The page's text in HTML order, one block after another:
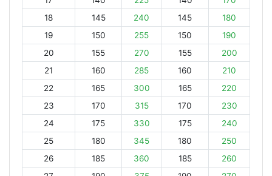
18
145 240 145
180
19
150 255 150
190
20
155 270 155
200
21
160 285 160
210
22
165 300 165
220
23
170 315 170
230
24
175 330 175
240
25
180 345 180
250
26
185 360 185
260